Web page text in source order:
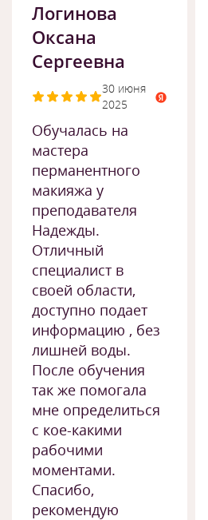
Логинова
Оксана
Сергеевна
30 июня
2025
Обучалась на
мастера
перманентного
макияжа у
преподавателя
Надежды.
Отличный
специалист в
своей области,
доступно подает
информацию , без
лишней воды.
После обучения
так же помогала
мне определиться
с кое-какими
рабочими
моментами.
Спасибо,
рекомендую